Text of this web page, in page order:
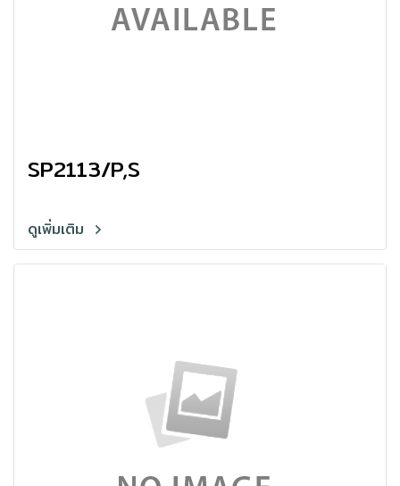
SP2113/P,S
ดูเพิ่มเติม